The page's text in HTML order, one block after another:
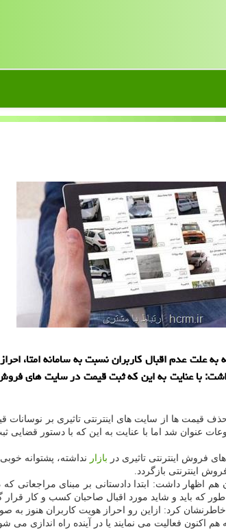
علت عدم اقبال کاربران نسبت به سامانه امتا،
با عنایت به این که ثبت قیمت در سایت های
حذف قیمت ها از سایت های اینترنتی تاثیری بر
عنوان شد اما با عنایت به این که با دستور
فروش اینترنتی تاثیری در بازار نداشته، پشتوانه
اینترنتی بازگردد.
اظهار داشت: ابتدا دادستانی بر مبنای مراجعاتی
که باید و شاید مورد اقبال صاحبان کسب و کار قرار
کرد: ازاین رو احراز هویت کاربران هنوز
اکنون فعالیت می نمایند یا در آینده راه اندازی می